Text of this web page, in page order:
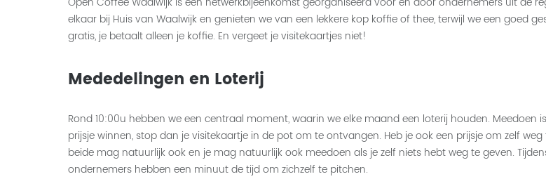
elkaar bij Huis van Waalwijk en genieten we van een lekkere kop koffie of thee, terwijl we een goed
gratis, je betaalt alleen je koffie. En vergeet je visitekaartjes niet!
Mededelingen en Loterij
Rond 10:00u hebben we een centraal moment, waarin we elke maand een loterij houden. Meedoen
prijsje winnen, stop dan je visitekaartje in de pot om te ontvangen. Heb je ook een prijsje om zelf
beide mag natuurlijk ook en je mag natuurlijk ook meedoen als je zelf niets hebt weg te geven.
ondernemers hebben een minuut de tijd om zichzelf te pitchen.